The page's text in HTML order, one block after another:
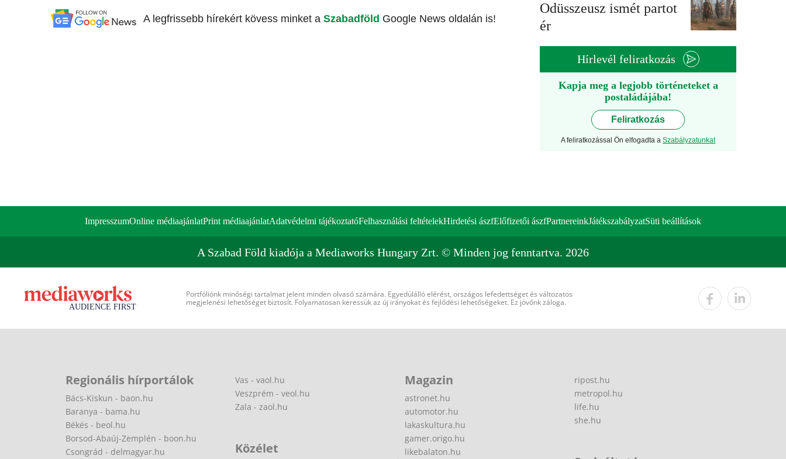
A legfrissebb hírekért kövess minket a Szabadföld Google News oldalán is!
Odüsszeusz ismét partot
ér
Hírlevél feliratkozás
Kapja meg a legjobb történeteket a
postaládájába!
Feliratkozás
A feliratkozással Ön elfogadta a Szabályzatunkat
ImpresszumOnline médiaajánlatPrint médiaajánlatAdatvédelmi tájékoztatóFelhasználási feltételekHirdetési ászfElőfizetői ászfPartnereinkJátékszabályzatSüti beállítások
A Szabad Föld kiadója a Mediaworks Hungary Zrt. © Minden jog fenntartva. 2026
Portfóliónk minőségi tartalmat jelent minden olvasó számára. Egyedülálló elérést, országos lefedettséget és változatos
megjelenési lehetőséget biztosít. Folyamatosan keressük az új irányokat és fejlődési lehetőségeket. Ez jövőnk záloga.
Regionális hírportálok
Bács-Kiskun - baon.hu
Baranya - bama.hu
Békés - beol.hu
Borsod-Abaúj-Zemplén - boon.hu
Csongrád - delmagyar.hu
Vas - vaol.hu
Veszprém - veol.hu
Zala - zaol.hu
Közélet
Magazin
astronet.hu
automotor.hu
lakaskultura.hu
gamer.origo.hu
likebalaton.hu
ripost.hu
metropol.hu
life.hu
she.hu